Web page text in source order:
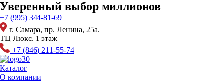
Перейти
к
содержимому
Уверенный выбор миллионов
+7 (995) 344-81-69
г. Самара, пр. Ленина, 25а.
ТЦ Люкс. 1 этаж
+7 (846) 211-55-74
Каталог
О компании